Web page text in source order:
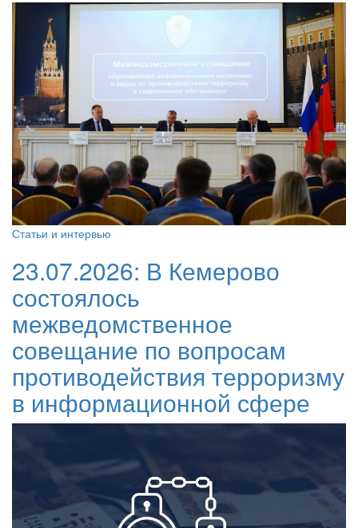
Статьи и интервью
23.07.2026: В Кемерово
состоялось
межведомственное
совещание по вопросам
противодействия терроризму
в информационной сфере